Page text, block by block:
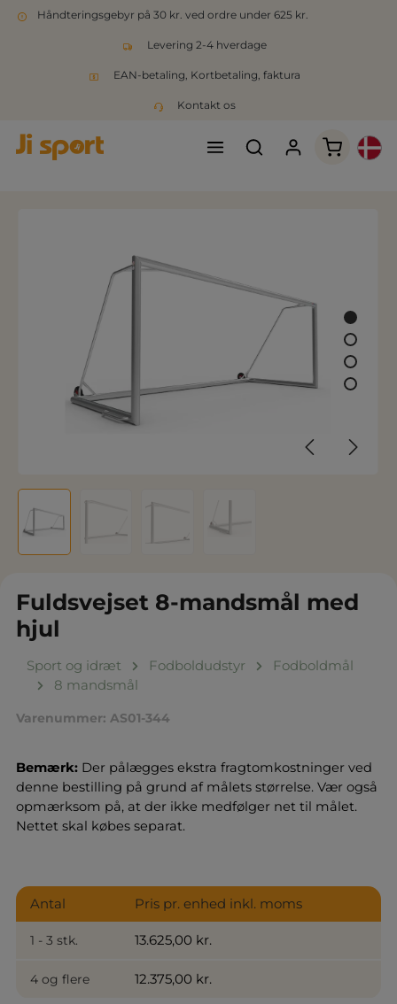
Håndteringsgebyr på 30 kr. ved ordre under 625 kr.
Levering 2-4 hverdage
EAN-betaling, Kortbetaling, faktura
Kontakt os
Fuldsvejset 8-mandsmål med
hjul
Sport og idræt Fodboldudstyr
Fodboldmål
8 mandsmål
Varenummer: AS01-344
Bemærk:Der pålægges ekstra fragtomkostninger ved
denne bestilling på grund af målets størrelse. Vær også
opmærksom på, at der ikke medfølger net til målet.
Nettet skal købes separat.
Antal Pris pr. enhed inkl. moms
1 - 3 stk. 13.625,00 kr.
4 og flere 12.375,00 kr.